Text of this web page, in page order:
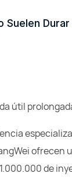
Suelen
útil
ofrecen
de